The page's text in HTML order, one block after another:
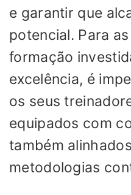
e garantir que
potencial. Para
formação
excelência, é
os seus
equipados com
também
metodologias